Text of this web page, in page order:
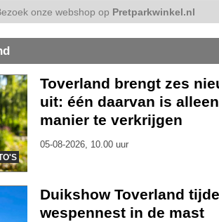
onze webshop op Pretparkwinkel.nl
Toverland brengt zes
uit: één daarvan is
manier te verkrijgen
05-08-2026, 10.00 uur
Duikshow Toverland
wespennest in de mast